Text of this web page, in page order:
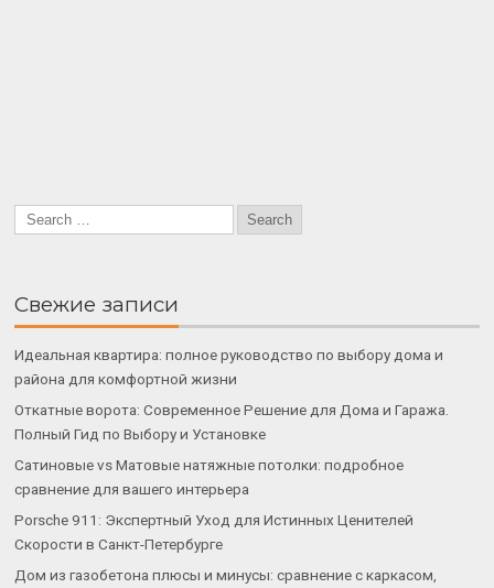
Свежие записи
Идеальная квартира: полное руководство по выбору дома и
района для комфортной жизни
Откатные ворота: Современное Решение для Дома и Гаража.
Полный Гид по Выбору и Установке
Сатиновые vs Матовые натяжные потолки: подробное
сравнение для вашего интерьера
Porsche 911: Экспертный Уход для Истинных Ценителей
Скорости в Санкт-Петербурге
Дом из газобетона плюсы и минусы: сравнение с каркасом,